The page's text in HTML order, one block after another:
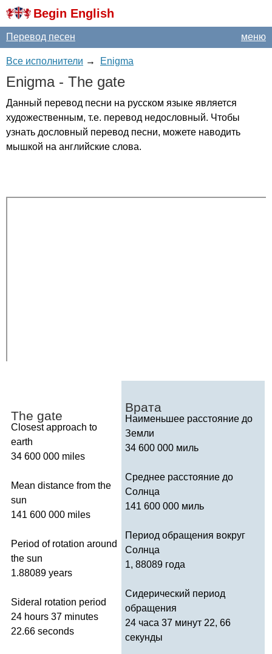
Begin English
меню
Перевод песен
Все исполнители → Enigma
Enigma- The gate
Данный перевод песни на русском языке является
художественным, т.е. перевод недословный. Чтобы
узнать дословный перевод песни, можете наводить
мышкой на английские слова.
The gate
Closest approach to
earth
34 600 000 miles
Mean distance from the
sun
141 600 000 miles
Period of rotation around
the sun
1.88089 years
Sideral rotation period
24 hours 37 minutes
22.66 seconds
Врата
Наименьшее расстояние до
Земли
34 600 000 миль
Среднее расстояние до
Солнца
141 600 000 миль
Период обращения вокруг
Солнца
1, 88089 года
Сидерический период
обращения
24 часа 37 минут 22, 66
секунды